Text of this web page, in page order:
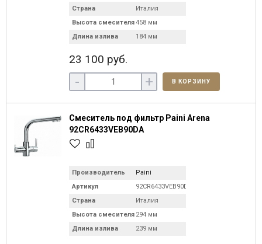
Страна
Италия
Высота смесителя458 мм
Длина излива
184 мм
23 100 руб.
- + В КОРЗИНУ
Смеситель под фильтр Paini Arena
92CR6433VEB90DA
Производитель
Paini
Артикул
92CR6433VEB90DA
Страна
Италия
Высота смесителя 294 мм
Длина излива
239 мм